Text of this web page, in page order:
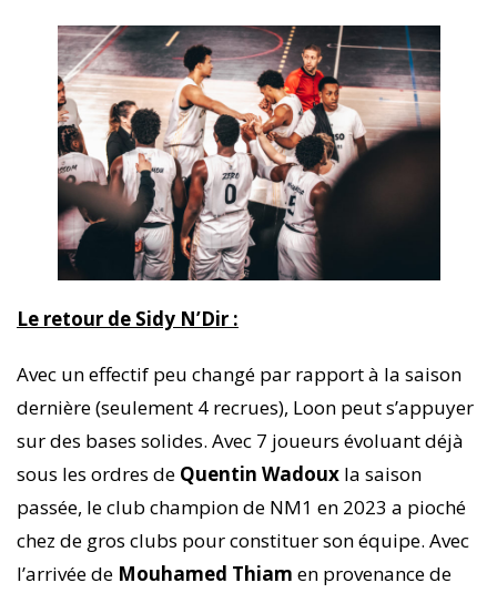
Le retour de Sidy N’Dir :
Avec un effectif peu changé par rapport à la saison
dernière (seulement 4 recrues), Loon peut s’appuyer
sur des bases solides. Avec 7 joueurs évoluant déjà
sous les ordres de Quentin Wadoux la saison
passée, le club champion de NM1 en 2023 a pioché
chez de gros clubs pour constituer son équipe. Avec
l’arrivée de Mouhamed Thiam en provenance de